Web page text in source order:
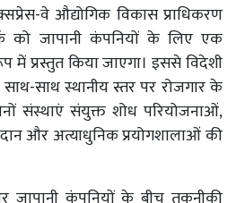
वे औद्योगिक विकास प्राधिकरण
को जापानी कंपनियों के लिए एक
प्रस्तुत किया जाएगा। इससे विदेशी
साथ स्थानीय स्तर पर रोजगार के
संस्थाएं संयुक्त शोध परियोजनाओं,
और अत्याधुनिक प्रयोगशालाओं की